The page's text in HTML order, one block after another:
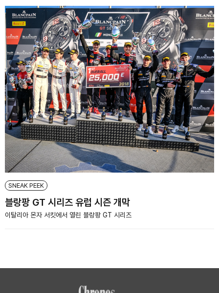
SNEAK PEEK
블랑팡 GT 시리즈 유럽 시즌 개막
이탈리아 몬자 서킷에서 열린 블랑팡 GT 시리즈